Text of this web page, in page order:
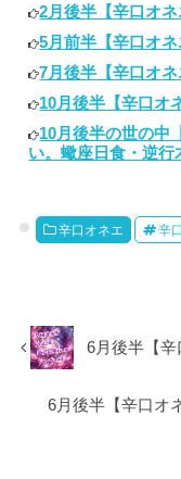
2月後半【辛口オ
5月前半【辛口オ
7月後半【辛口オ
10月後半【辛口オ
10月後半の世の中
い。蠍座日食・逆行
辛口オネエ 辛
6月後半【
6月後半【辛口オ